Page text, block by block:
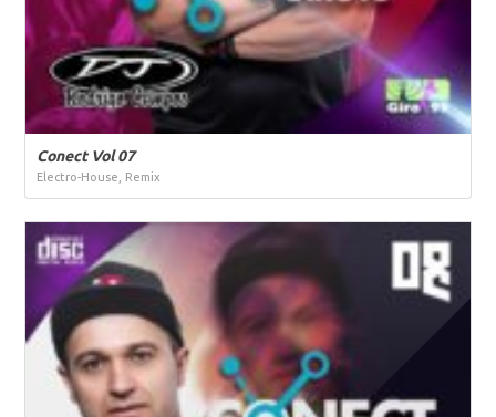
Conect Vol 07
Electro-House, Remix